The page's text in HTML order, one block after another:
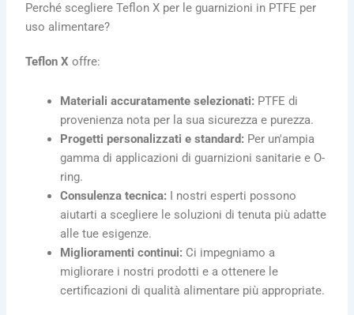
Perché scegliere Teflon X per le guarnizioni in PTFE per
uso alimentare?
Teflon X offre:
Materiali accuratamente selezionati: PTFE di
provenienza nota per la sua sicurezza e purezza.
Progetti personalizzati e standard: Per un'ampia
gamma di applicazioni di guarnizioni sanitarie e O-
ring.
Consulenza tecnica: I nostri esperti possono
aiutarti a scegliere le soluzioni di tenuta più adatte
alle tue esigenze.
Miglioramenti continui: Ci impegniamo a
migliorare i nostri prodotti e a ottenere le
certificazioni di qualità alimentare più appropriate.